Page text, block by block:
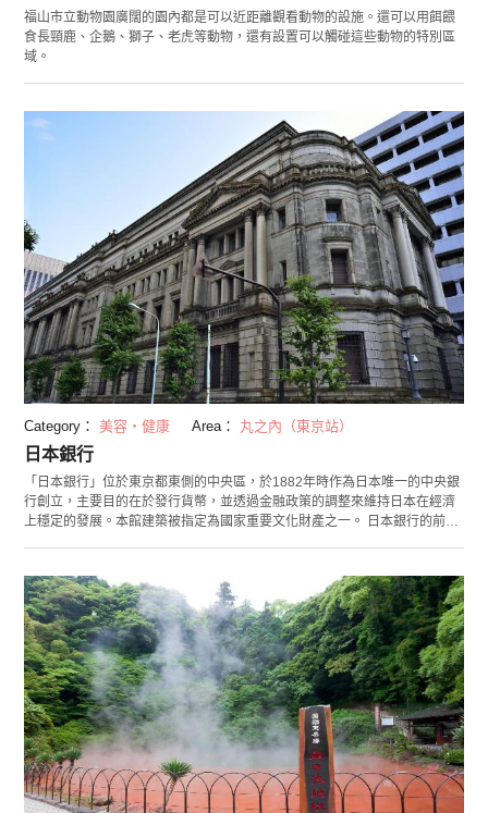
福山市立動物園廣闊的園內都是可以近距離觀看動物的設施。還可以用餌餵
食長頸鹿、企鵝、獅子、老虎等動物，還有設置可以觸碰這些動物的特別區
域。
Category： 美容・健康 Area： 丸之內（東京站）
日本銀行
「日本銀行」位於東京都東側的中央區，於1882年時作為日本唯一的中央銀
行創立，主要目的在於發行貨幣，並透過金融政策的調整來維持日本在經濟
上穩定的發展。本館建築被指定為國家重要文化財產之一。 日本銀行的前身
覽，除可以參觀地下室的保管區，或者是看看過去的營業所，更藉由導覽員
的說明，進一步了解日本銀行的歷史與知識。 另外，在隔壁也建有「貨幣博
物館」，供人學習金錢在歷史與社會上的相關知識。